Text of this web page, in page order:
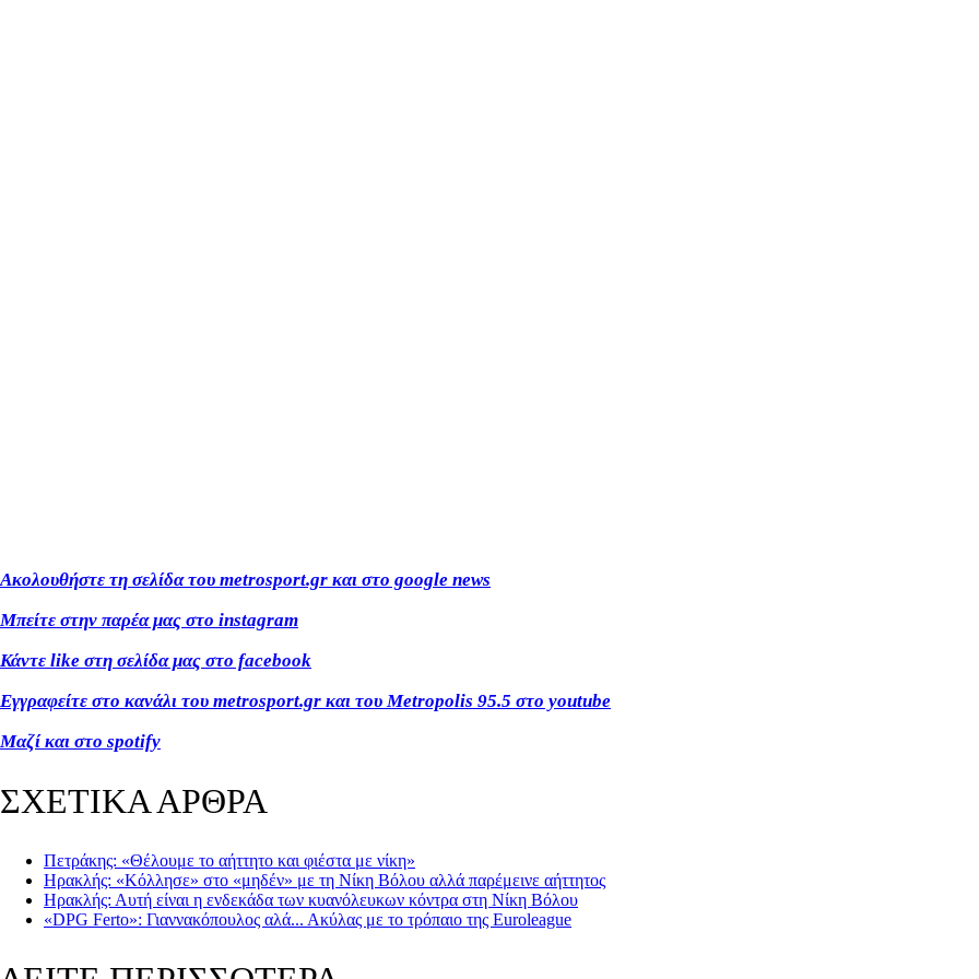
Ακολουθήστε τη σελίδα του metrosport.gr και στο google news
Μπείτε στην παρέα μας στο instagram
Κάντε like στη σελίδα μας στο facebook
Εγγραφείτε στο κανάλι του metrosport.gr και του Metropolis 95.5 στο youtube
Μαζί και στο spotify
ΣΧΕΤΙΚΑ ΑΡΘΡΑ
Πετράκης: «Θέλουμε το αήττητο και φιέστα με νίκη»
Ηρακλής: «Κόλλησε» στο «μηδέν» με τη Νίκη Βόλου αλλά παρέμεινε αήττητος
Ηρακλής: Αυτή είναι η ενδεκάδα των κυανόλευκων κόντρα στη Νίκη Βόλου
«DPG Ferto»: Γιαννακόπουλος αλά... Ακύλας με το τρόπαιο της Euroleague